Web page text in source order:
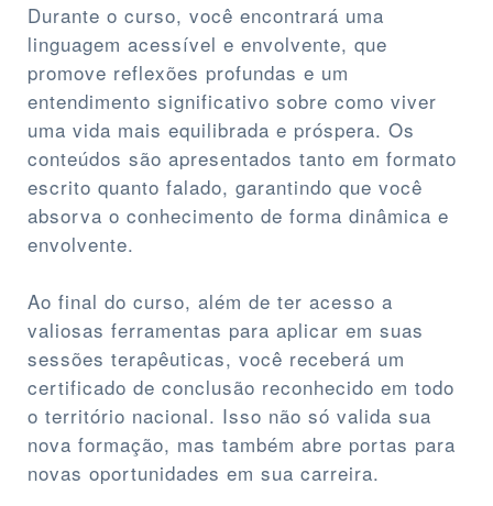
Durante o curso, você encontrará uma
linguagem acessível e envolvente, que
promove reflexões profundas e um
entendimento significativo sobre como viver
uma vida mais equilibrada e próspera. Os
conteúdos são apresentados tanto em formato
escrito quanto falado, garantindo que você
absorva o conhecimento de forma dinâmica e
envolvente.
Ao final do curso, além de ter acesso a
valiosas ferramentas para aplicar em suas
sessões terapêuticas, você receberá um
certificado de conclusão reconhecido em todo
o território nacional. Isso não só valida sua
nova formação, mas também abre portas para
novas oportunidades em sua carreira.